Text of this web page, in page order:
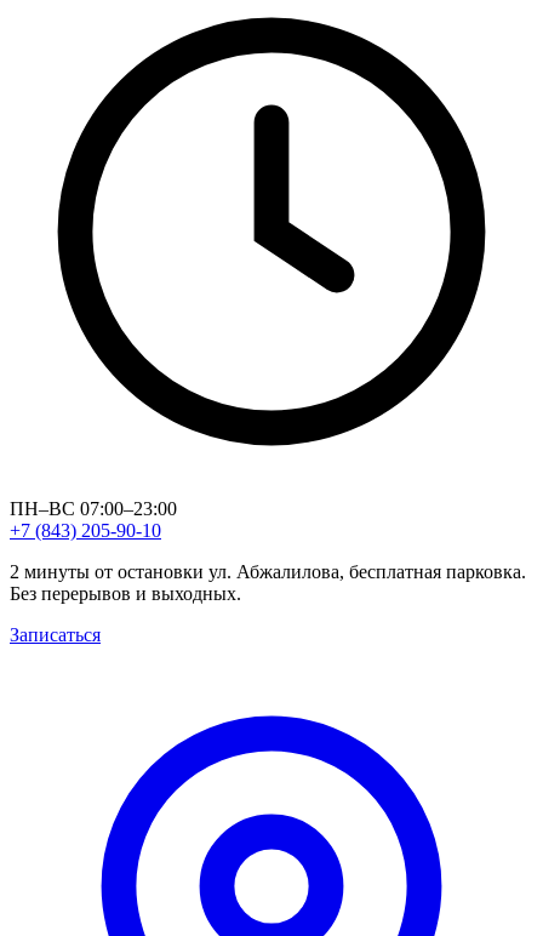
ПН–ВС 07:00–23:00
+7 (843) 205-90-10
2 минуты от остановки ул. Абжалилова, бесплатная парковка.
Без перерывов и выходных.
Записаться